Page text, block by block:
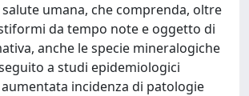
umana, che comprenda, oltre
da tempo note e oggetto di
anche le specie mineralogiche
a studi epidemiologici
incidenza di patologie